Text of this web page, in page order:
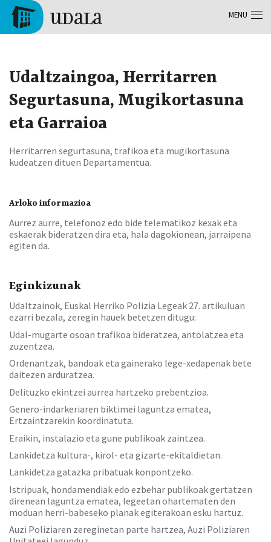
Aller au contenu principal
Udaltzaingoa, Herritarren
Segurtasuna, Mugikortasuna
eta Garraioa
Herritarren segurtasuna, trafikoa eta mugikortasuna
kudeatzen dituen Departamentua.
Arloko informazioa
Aurrez aurre, telefonoz edo bide telematikoz kexak eta
eskaerak bideratzen dira eta, hala dagokionean, jarraipena
egiten da.
Eginkizunak
Udaltzainok, Euskal Herriko Polizia Legeak 27. artikuluan
ezarri bezala, zeregin hauek betetzen ditugu:
Udal-mugarte osoan trafikoa bideratzea, antolatzea eta
zuzentzea.
Ordenantzak, bandoak eta gainerako lege-xedapenak bete
daitezen arduratzea.
Delituzko ekintzei aurrea hartzeko prebentzioa.
Genero-indarkeriaren biktimei laguntza ematea,
Ertzaintzarekin koordinatuta.
Eraikin, instalazio eta gune publikoak zaintzea.
Lankidetza kultura-, kirol- eta gizarte-ekitaldietan.
Lankidetza gatazka pribatuak konpontzeko.
Istripuak, hondamendiak edo ezbehar publikoak gertatzen
direnean laguntza ematea, legeetan ohartematen den
moduan herri-babeseko planak egiterakoan esku hartuz.
Auzi Poliziaren zereginetan parte hartzea, Auzi Poliziaren
MENU